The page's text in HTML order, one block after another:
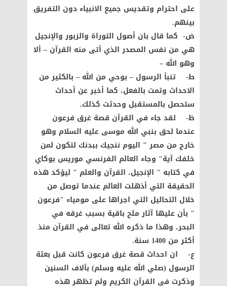
على احترام وتقديس جميع الانبياء دون التفريق
بينهم.
ض‌- كما قال بان أصول التوراة والزبور والإنجيل
هي من نفس المصدر الذي أتى منه القرآن – ألا
وهو الله –
ط‌- تنبأ الرسول – بوحي من الله – بالكثير من
الاحداث وتمت بالفعل، كما أخبر عن أحداث
ستحصل بالمستقبل وحدثت كذلك.
ظ‌- لقد جاء في القرآن قصة غرق فرعون
عندما لحق بنبي الله موسى عليه السلام وهو
خارج من مصر " اليوم ننجيك ببدنك لتكون لمن
خلفك آية" وجاء العالم الفرنسي موريس بوكاي
في كتابه " الإنجيل، القرآن والعلم " ليؤكد هذه
الحقيقة التي أذهلت العالم عندما توصل من
خلال التحاليل التي اجراها على مومياء "فرعون
" بأن عليها آثار ملح باقية بسبب غرقه في
البحر، وهذا ما ذكره الله تعالى في القرآن منذ
أكثر من 1400 سنة.
ع‌- ان احداث قصة غرق فرعون كانت قبل بعثة
الرسول (صلي الله عليه وسلم) بآلاف السنين
وذكرت في القرآن الكريم ولم تظهر هذه